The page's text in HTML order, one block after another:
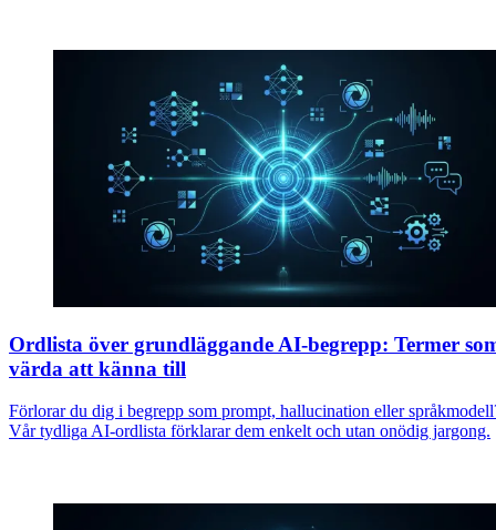
Ordlista över grundläggande AI-begrepp: Termer
värda att känna till
Förlorar du dig i begrepp som prompt, hallucination eller
Vår tydliga AI-ordlista förklarar dem enkelt och utan onödig jargong.